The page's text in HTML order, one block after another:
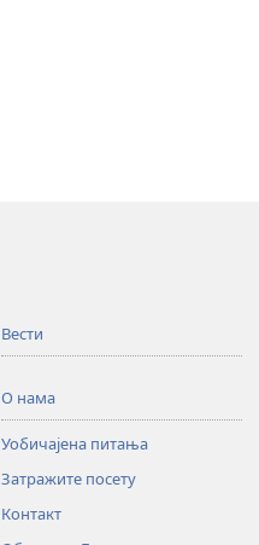
Вести
О нама
Уобичајена питања
Затражите посету
Контакт